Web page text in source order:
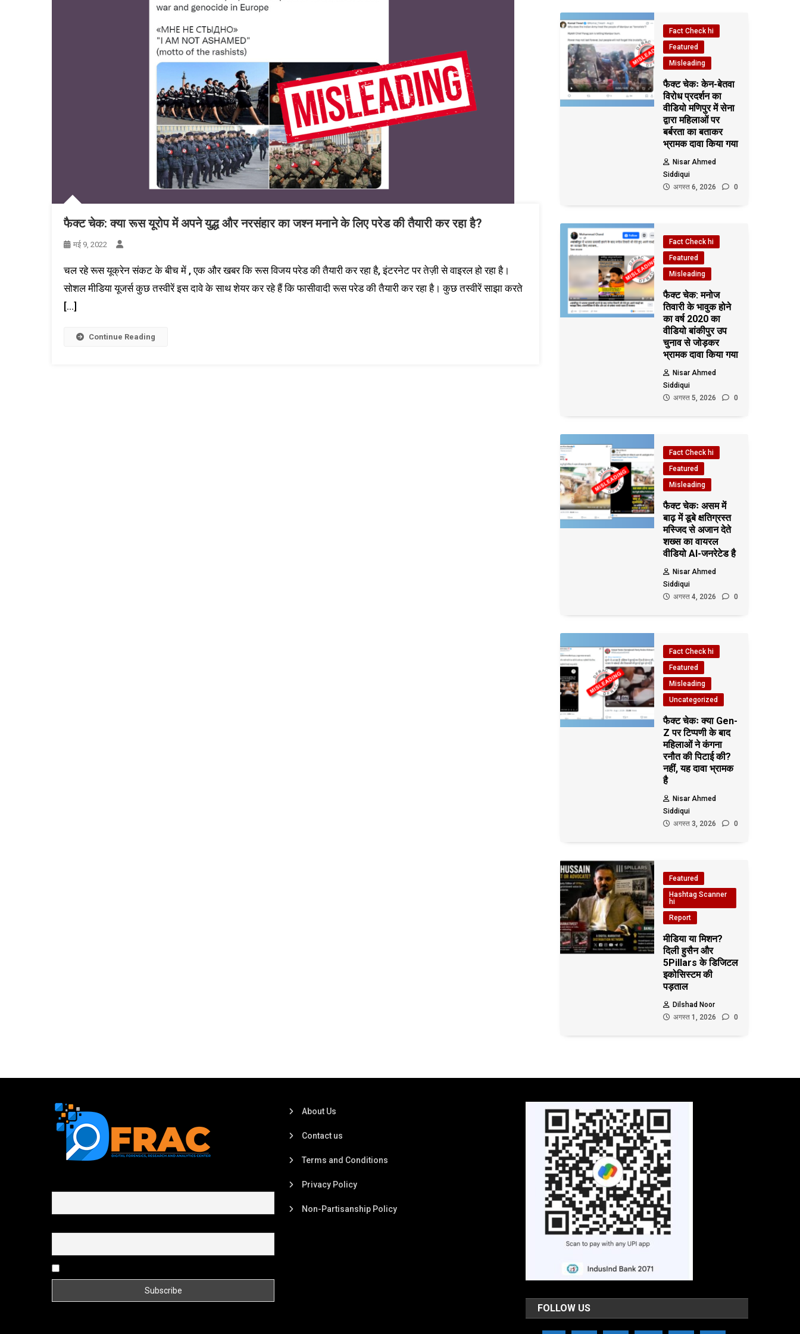
फैक्ट चेक: क्या रूस यूरोप में अपने युद्ध और नरसंहार का जश्न मनाने के लिए परेड की तैयारी कर रहा है?
मई 9, 2022
चल रहे रूस यूक्रेन संकट के बीच में , एक और खबर कि रूस विजय परेड की तैयारी कर रहा है, इंटरनेट पर तेज़ी से वाइरल हो रहा है।
सोशल मीडिया यूजर्स कुछ तस्वीरें इस दावे के साथ शेयर कर रहे हैं कि फासीवादी रूस परेड की तैयारी कर रहा है। कुछ तस्वीरें साझा करते
[…]
Continue Reading
Fact Check hi
Featured
Misleading
फैक्ट चेकः केन-बेतवा
विरोध प्रदर्शन का
वीडियो मणिपुर में सेना
द्वारा महिलाओं पर
बर्बरता का बताकर
भ्रामक दावा किया गया
Nisar Ahmed
Siddiqui
अगस्त 6, 2026
0
Fact Check hi
Featured
Misleading
फैक्ट चेक: मनोज
तिवारी के भावुक होने
का वर्ष 2020 का
वीडियो बांकीपुर उप
चुनाव से जोड़कर
भ्रामक दावा किया गया
Nisar Ahmed
Siddiqui
अगस्त 5, 2026
0
Fact Check hi
Featured
Misleading
फैक्ट चेकः असम में
बाढ़ में डूबे क्षतिग्रस्त
मस्जिद से अजान देते
शख्स का वायरल
वीडियो AI-जनरेटेड है
Nisar Ahmed
Siddiqui
अगस्त 4, 2026
0
Fact Check hi
Featured
Misleading
Uncategorized
फैक्ट चेकः क्या Gen-
Z पर टिप्पणी के बाद
महिलाओं ने कंगना
रनौत की पिटाई की?
नहीं, यह दावा भ्रामक
है
Nisar Ahmed
Siddiqui
अगस्त 3, 2026
0
Featured
Hashtag Scanner
hi
Report
मीडिया या मिशन?
दिली हुसैन और
5Pillars के डिजिटल
इकोसिस्टम की
पड़ताल
Dilshad Noor
अगस्त 1, 2026
0
About Us
Contact us
Terms and Conditions
Privacy Policy
Non-Partisanship Policy
FOLLOW US